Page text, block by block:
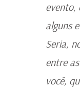
evento,
alguns
Seria,
entre
você,